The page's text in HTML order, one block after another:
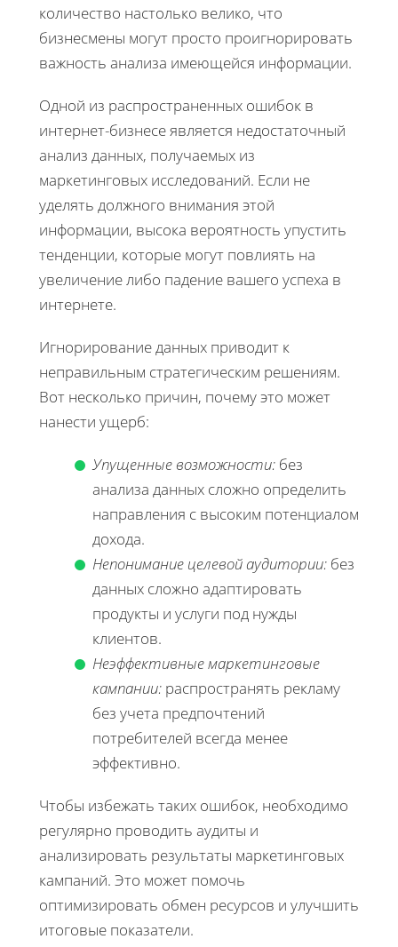
количество настолько велико, что
бизнесмены могут просто проигнорировать
важность анализа имеющейся информации.
Одной из распространенных ошибок в
интернет-бизнесе является недостаточный
анализ данных, получаемых из
маркетинговых исследований. Если не
уделять должного внимания этой
информации, высока вероятность упустить
тенденции, которые могут повлиять на
увеличение либо падение вашего успеха в
интернете.
Игнорирование данных приводит к
неправильным стратегическим решениям.
Вот несколько причин, почему это может
нанести ущерб:
Упущенные возможности: без
анализа данных сложно определить
направления с высоким потенциалом
дохода.
Непонимание целевой аудитории: без
данных сложно адаптировать
продукты и услуги под нужды
клиентов.
Неэффективные маркетинговые
кампании: распространять рекламу
без учета предпочтений
потребителей всегда менее
эффективно.
Чтобы избежать таких ошибок, необходимо
регулярно проводить аудиты и
анализировать результаты маркетинговых
кампаний. Это может помочь
оптимизировать обмен ресурсов и улучшить
итоговые показатели.